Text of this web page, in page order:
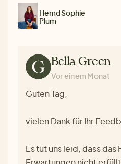
Hemd Sophie
Plum
Bella Green
Vor einem Monat
Guten Tag,
vielen Dank für Ihr
Es tut uns leid, dass das